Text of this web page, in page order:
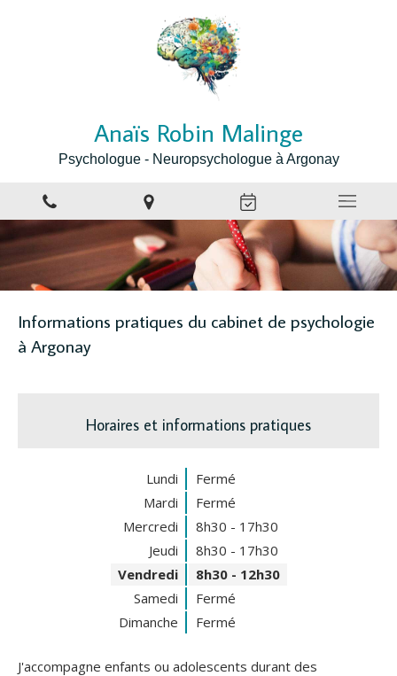
Anaïs Robin Malinge
Psychologue - Neuropsychologue à Argonay
Informations pratiques du cabinet de psychologie
à Argonay
Horaires et informations pratiques
Lundi
Fermé
Mardi
Fermé
Mercredi
8h30 - 17h30
Jeudi
8h30 - 17h30
Vendredi
8h30 - 12h30
Samedi
Fermé
Dimanche
Fermé
J'accompagne enfants ou adolescents durant des